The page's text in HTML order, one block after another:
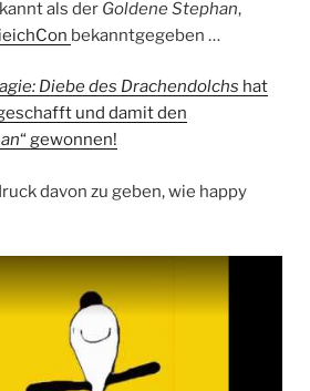
als der Goldene Stephan,
bekanntgegeben …
Diebe des Drachendolchs hat
und damit den
“ gewonnen!
davon zu geben, wie happy